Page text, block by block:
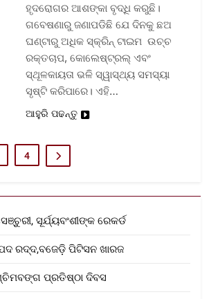
ହୃଦରୋଗର ଆଶଙ୍କା ବୃଦ୍ଧି କରୁଛି।
ଗବେଷଣାରୁ ଜଣାପଡିଛି ଯେ ଦିନକୁ ଛଅ
ଘଣ୍ଟାରୁ ଅଧିକ ସ୍କ୍ରିନ୍ ଟାଇମ ଉଚ୍ଚ
ରକ୍ତଚାପ, କୋଲେଷ୍ଟ୍ରଲ୍ ଏବଂ
ସ୍ଥୂଳକାୟତା ଭଳି ସ୍ୱାସ୍ଥ୍ୟ ସମସ୍ୟା
ସୃଷ୍ଟି କରିପାରେ। ଏହି…
ଆହୁରି ପଢନ୍ତୁ
4
ସୂର୍ଯ୍ୟବଂଶୀଙ୍କ ରେକର୍ଡ
ରଦ୍ଦ,ବଜେଡ଼ି ପିଟିସନ ଖାରଜ
ପ୍ରତିଷ୍ଠା ଦିବସ